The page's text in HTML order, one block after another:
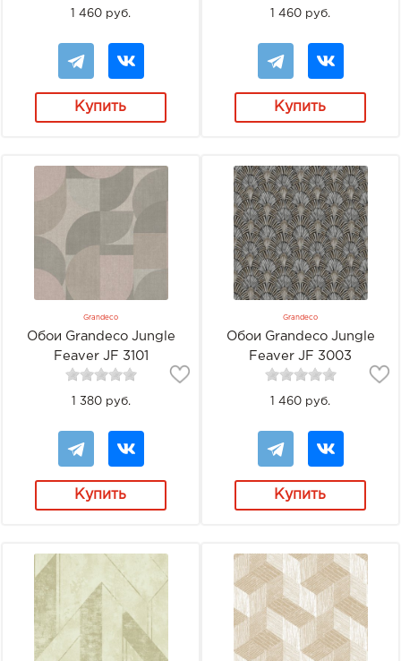
1 460 руб.
Купить
1 460 руб.
Купить
Grandeco
Обои Grandeco Jungle
Feaver JF 3101
1 380 руб.
Купить
Grandeco
Обои Grandeco Jungle
Feaver JF 3003
1 460 руб.
Купить